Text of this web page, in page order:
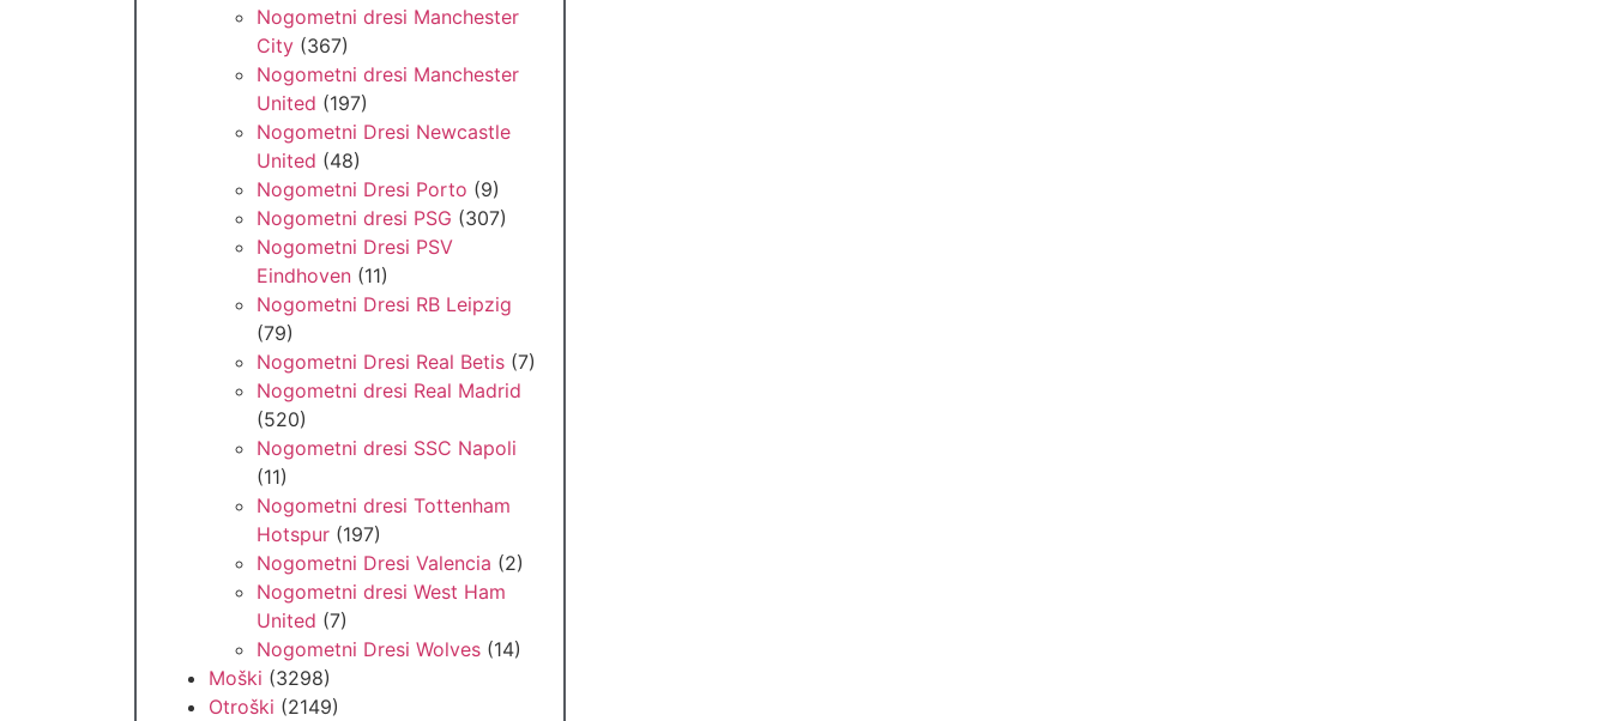
Nogometni dresi Manchester
City (367)
Nogometni dresi Manchester
United (197)
Nogometni Dresi Newcastle
United (48)
Nogometni Dresi Porto (9)
Nogometni dresi PSG (307)
Nogometni Dresi PSV
Eindhoven (11)
Nogometni Dresi RB Leipzig
(79)
Nogometni Dresi Real Betis (7)
Nogometni dresi Real Madrid
(520)
Nogometni dresi SSC Napoli
(11)
Nogometni dresi Tottenham
Hotspur (197)
Nogometni Dresi Valencia (2)
Nogometni dresi West Ham
United (7)
Nogometni Dresi Wolves (14)
Moški (3298)
Otroški (2149)